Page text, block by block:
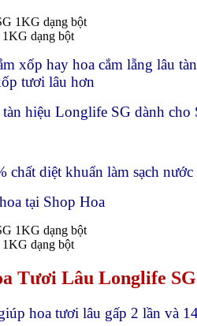
dạng bột
xốp hay hoa cắm lẵng lâu
tươi lâu hơn
hiệu Longlife SG dành cho
diệt khuẩn làm sạch
tại Shop Hoa
dạng bột
Tươi Lâu Longlife
hoa tươi lâu gấp 2 lần và